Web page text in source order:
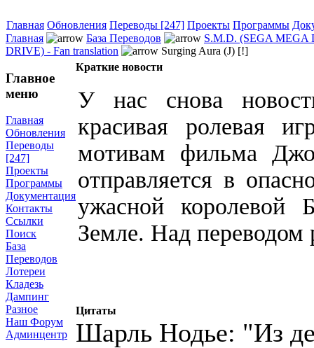
Главная Обновления Переводы [247] Проекты Программы
Главная
База Переводов
S.M.D. (SEGA MEGA
DRIVE) - Fan translation
Surging Aura (J) [!]
Главное
меню
Главная
Обновления
Переводы
[247]
Проекты
Программы
Документация
Контакты
Ссылки
Поиск
База
Переводов
Лотереи
Кладезь
Дампинг
Разное
Наш Форум
Админцентр
Краткие новости
У нас снова
красивая ролевая
мотивам фильма
отправляется в
ужасной королевой
Земле. Над переводом
Цитаты
Шарль Нодье: "Из